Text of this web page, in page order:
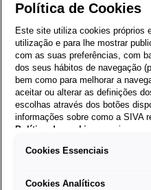
5 toneladas
de arroz
utilidade
Ao abrir a bagageira do SEAT
— nada indica alterações nas
No entanto, aquilo que antes
polipropileno e fibra de vidro,
Política de Cookies
Este site utiliza cookies próprios
utilização e para lhe mostrar
com as suas preferências, com
dos seus hábitos de navegação
bem como para melhorar a
aceitar ou alterar as definições
escolhas através dos botões
informações sobre como a SIVA
Política de cookies
em vigor.
Cookies Essenciais
Cookies Analíticos